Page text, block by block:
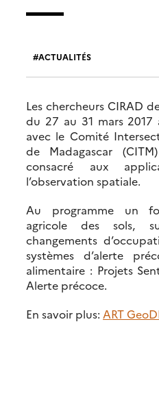
ACTUALITÉS
Les chercheurs CIRAD
du 27 au 31 mars
avec le Comité
de Madagascar
consacré aux
l’observation spatiale.
Au programme un
agricole des sols,
changements
systèmes d’alerte
alimentaire : Projets
Alerte précoce.
En savoir plus: ART